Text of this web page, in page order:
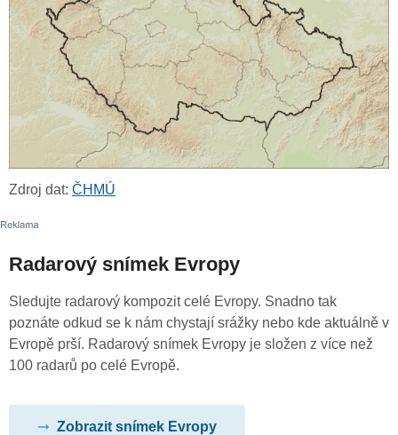
Zdroj dat: ČHMÚ
Radarový snímek Evropy
Sledujte radarový kompozit celé Evropy. Snadno tak
poznáte odkud se k nám chystají srážky nebo kde aktuálně v
Evropě prší. Radarový snímek Evropy je složen z více než
100 radarů po celé Evropě.
Zobrazit snímek Evropy